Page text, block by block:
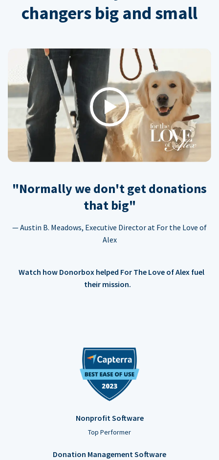
changers big and small
Play
"Normally we don't get donations
that big"
— Austin B. Meadows, Executive Director at For the Love of
Alex
Watch how Donorbox helped For The Love of Alex fuel
their mission.
Nonprofit Software
Top Performer
Donation Management Software